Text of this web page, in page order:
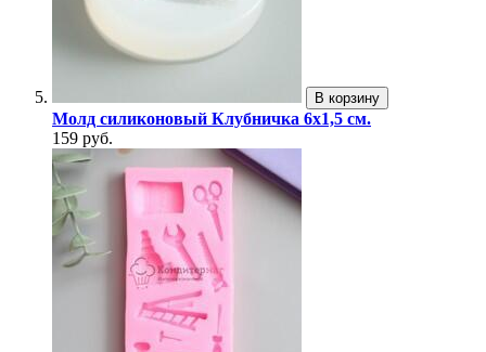
В корзину
Молд силиконовый Клубничка 6х1,5 см.
159 руб.